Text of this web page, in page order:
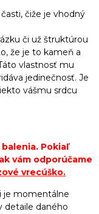
čiže je vhodný
či už štruktúrou
že je to kameň a
vlastnosť mu
jedinečnosť. Je
vášmu srdcu
Pokiaľ
vám odporúčame
vrecúško.
je momentálne
detaile daného